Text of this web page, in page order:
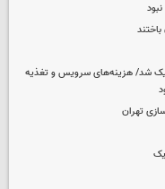
شد/ هزینه‌های سرویس و تغذیه
تهران